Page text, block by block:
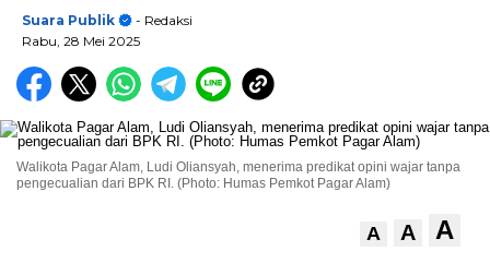
Suara Publik
- Redaksi
Rabu, 28 Mei 2025
Walikota Pagar Alam, Ludi Oliansyah, menerima predikat opini wajar tanpa
pengecualian dari BPK RI. (Photo: Humas Pemkot Pagar Alam)
A A A